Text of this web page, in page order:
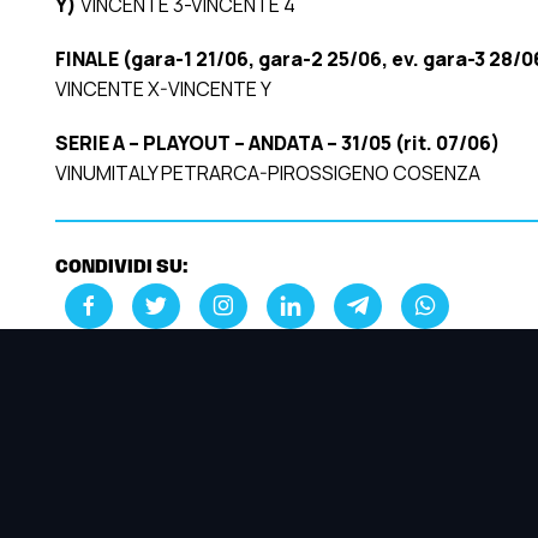
FINALE (gara-1 21/06, gara-2 25/06, ev. gara-3 28/
VINCENTE X-VINCENTE Y
SERIE A – PLAYOUT – ANDATA – 31/05 (rit. 07/06)
VINUMITALY PETRARCA-PIROSSIGENO COSENZA
CONDIVIDI SU: